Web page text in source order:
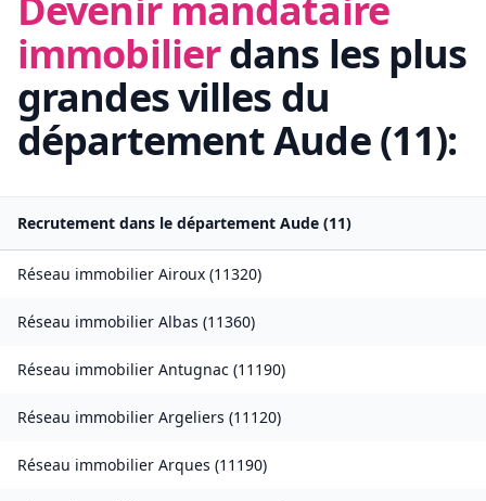
Devenir mandataire
immobilierdans les plus
grandes villes du
départementAude(11):
Recrutement dans le département Aude (11)
Réseau immobilier Airoux (11320)
Réseau immobilier Albas (11360)
Réseau immobilier Antugnac (11190)
Réseau immobilier Argeliers (11120)
Réseau immobilier Arques (11190)